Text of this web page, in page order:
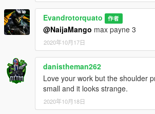
Evandrotorquato 作者
@NaijaMango max payne 3
2020年10月17日
danistheman262
Love your work but the shoulder
small and it looks strange.
2020年10月18日